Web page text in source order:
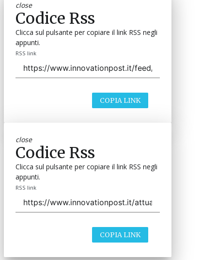
close
Codice Rss
Clicca sul pulsante per copiare il link RSS negli
appunti.
RSS link
COPIA LINK
close
Codice Rss
Clicca sul pulsante per copiare il link RSS negli
appunti.
RSS link
COPIA LINK